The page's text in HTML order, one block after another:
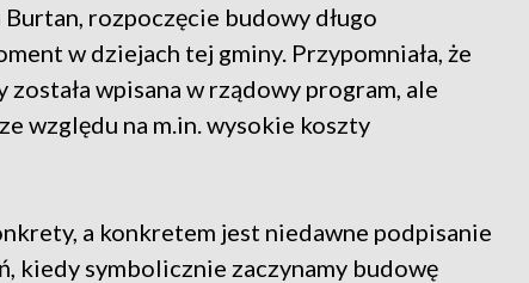
rozpoczęcie budowy długo
w dziejach tej gminy. Przypomniała, że
wpisana w rządowy program, ale
względu na m.in. wysokie koszty
a konkretem jest niedawne podpisanie
kiedy symbolicznie zaczynamy budowę